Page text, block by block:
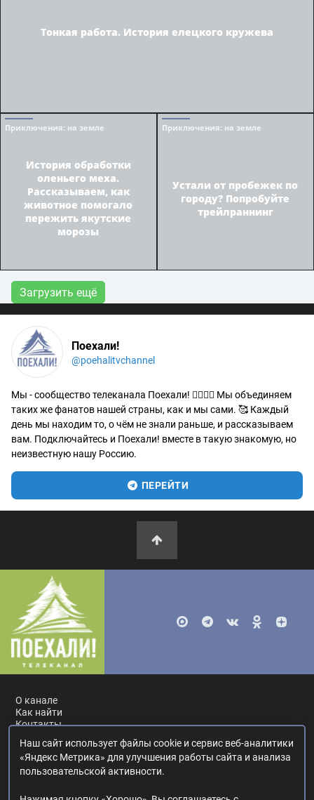
Тонкая работа. История елецкого кружева
Приключения: на земле
История обработки
оленьего меха.
Рассказываем, как
животное помогало
пережить якутские
морозы
Приключения: на земле
Устали от пробежек по
городу? Попробуйте
трейлраннинг
Загрузить ещё
Поехали!
@poehalitvchannel
Мы - сообщество телеканала Поехали! 🙋‍♂️🙋‍♀️ Мы объединяем
таких же фанатов нашей страны, как и мы сами. 🥰 Каждый
день мы находим то, о чём не знали раньше, и рассказываем
вам. Подключайтесь и Поехали! вместе в такую знакомую, но
неизвестную нашу Россию.
ПЕРЕЙТИ
О канале
Как найти
Контакты
Россия, Москва, ул. Ак. Королёва, 19.+7 495 617-55-80
Наш сайт использует файлы cookie и сервис веб-аналитики
«Яндекс Метрика» для улучшения работы сайта и анализа
пользовательской активности.